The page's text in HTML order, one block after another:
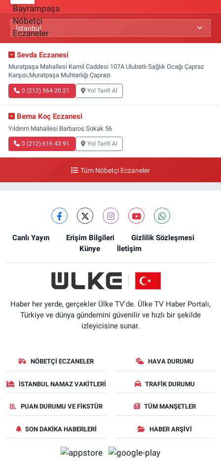
Sevda Eczanesi
Muratpaşa Mahallesi Kamil Caddesi 107A Ulubatlı Sağlık Ocağı Çapraz
Karşısı,Muratpaşa Muhtarlığı Çaprazı
0 (212) 564 20 21 Yol Tarifi Al
Berna Koç Eczanesi
Yıldırım Mahallesi Barbaros Sokak 56
0 (212) 616 43 91 Yol Tarifi Al
Tüm Nöbetçi Eczaneler
Canlı Yayın Erişim Bilgileri
Gizlilik Sözleşmesi
Künye
İletişim
Haber her yerde, gerçekler Ülke TV'de. Ülke TV Haber Portalı,
Türkiye ve dünya gündemini güvenilir ve hızlı bir şekilde
izleyicisine sunar.
NÖBETÇI ECZANELER HAVA DURUMU
İSTANBUL NAMAZ VAKITLERI TRAFIK DURUMU
PUAN DURUMU VE FIKSTÜR TÜM MANŞETLER
SON DAKIKA HABERLERI HABER ARŞIVI